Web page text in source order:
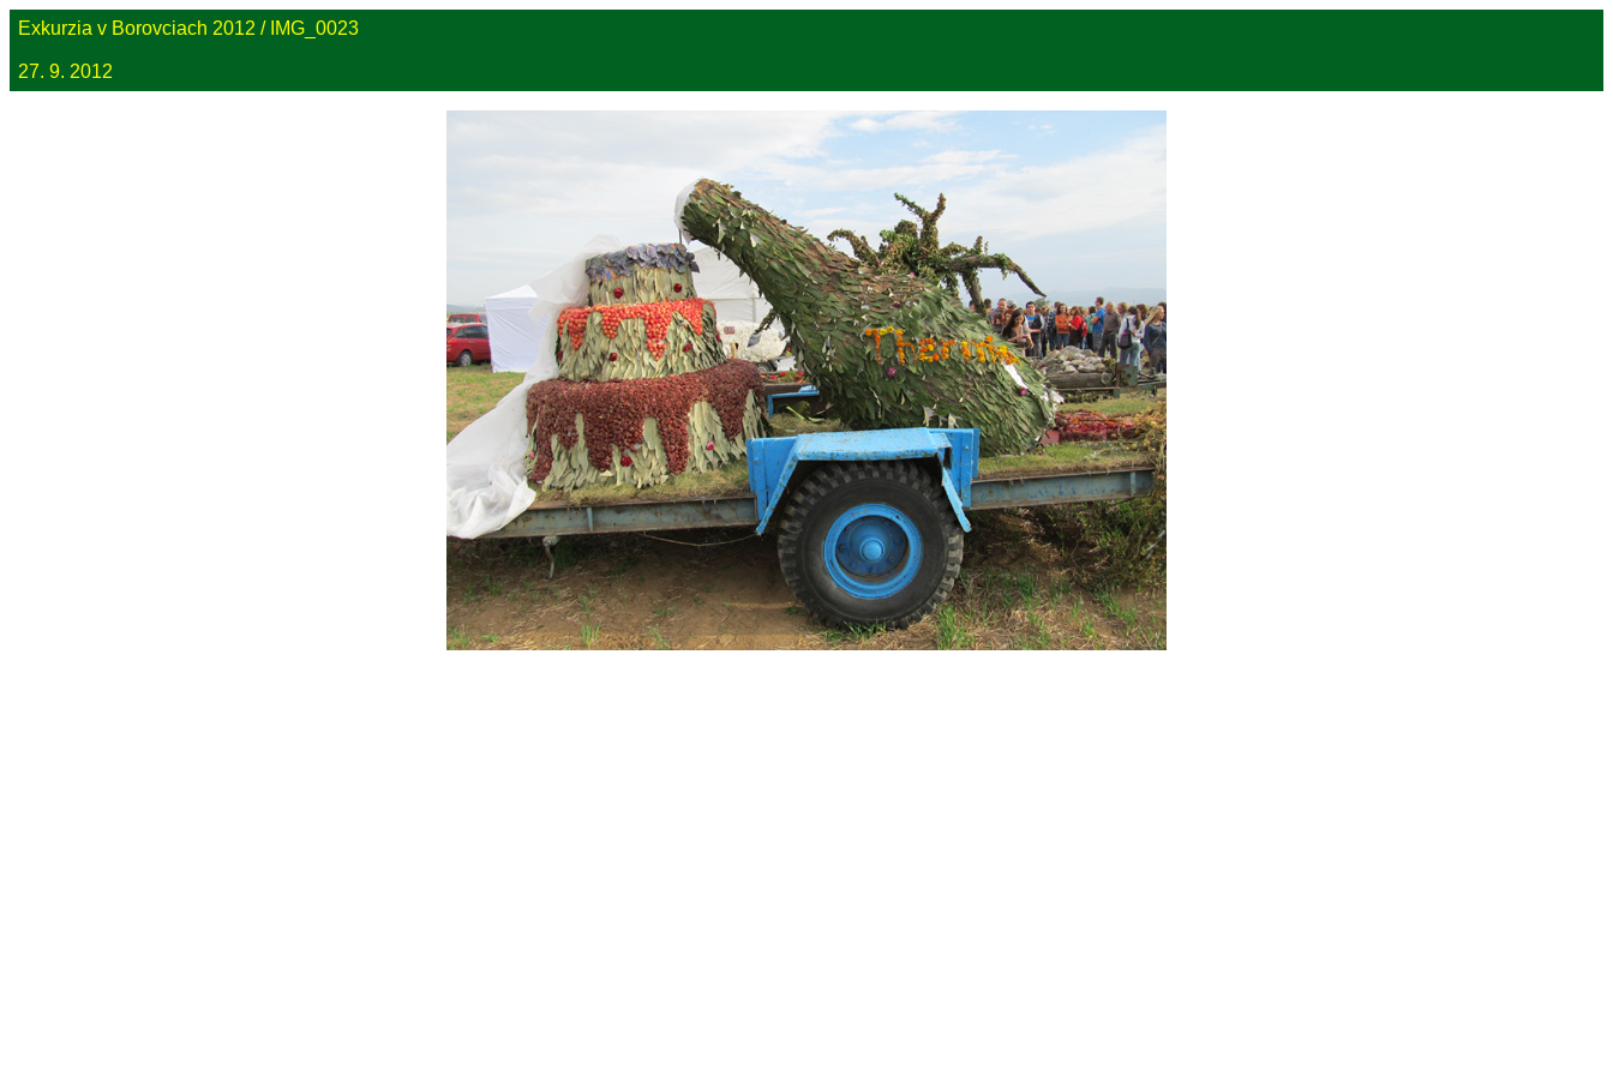
Exkurzia v Borovciach 2012 / IMG_0023
27. 9. 2012